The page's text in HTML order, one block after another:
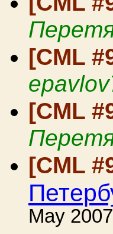
[CML
[CML
[CML
May 2007